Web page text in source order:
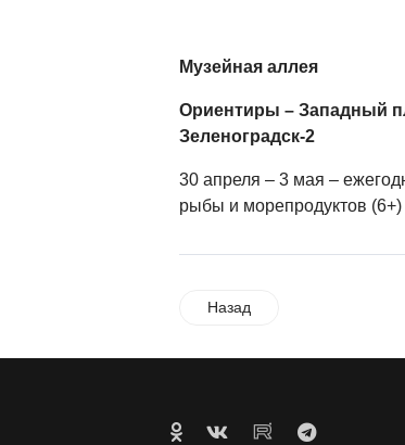
Музейная аллея
Ориентиры – Западный
Зеленоградск-2
30 апреля – 3 мая –
рыбы и морепродуктов (6+)
Назад